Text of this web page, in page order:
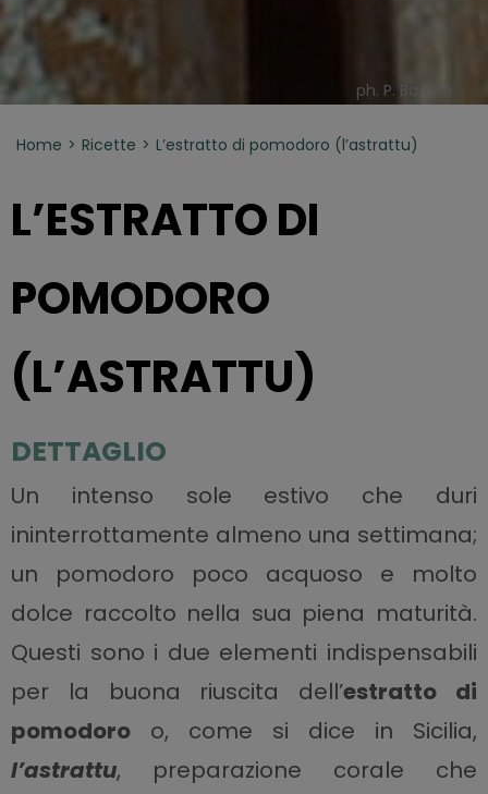
ph. P. Barone
Home Ricette L’estratto di pomodoro (l’astrattu)
L’ESTRATTO DI
POMODORO
(L’ASTRATTU)
DETTAGLIO
Un intenso sole estivo che duri
ininterrottamente almeno una settimana;
un pomodoro poco acquoso e molto
dolce raccolto nella sua piena maturità.
Questi sono i due elementi indispensabili
per la buona riuscita dell’estratto di
pomodoroo, come si dice in Sicilia,
l’astrattu, preparazione corale che